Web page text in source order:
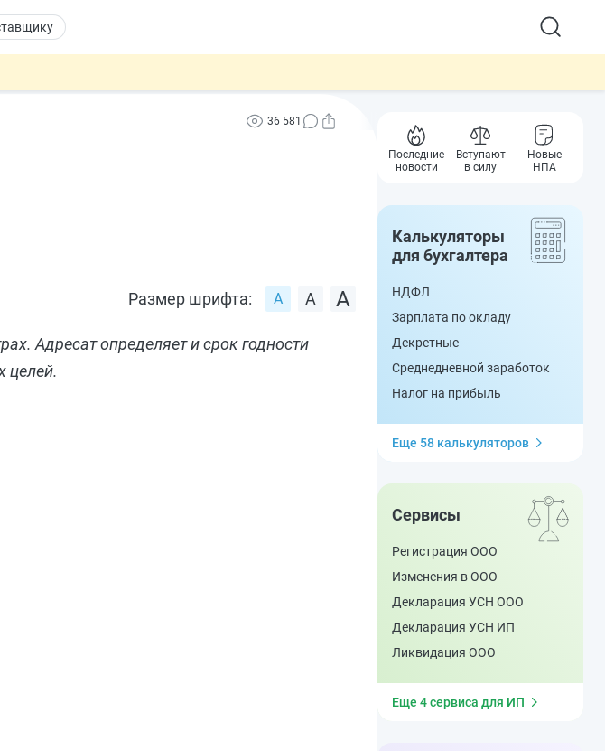
36 581
Размер шрифта:
Адресат определяет и срок годности
целей.
Последние
новости
Вступают
в силу
Новые
НПА
Калькуляторы
для бухгалтера
НДФЛ
Зарплата по окладу
Декретные
Среднедневной заработок
Налог на прибыль
Еще 58 калькуляторов
Сервисы
Регистрация ООО
Изменения в ООО
Декларация УСН ООО
Декларация УСН ИП
Ликвидация ООО
Еще 4 сервиса для ИП